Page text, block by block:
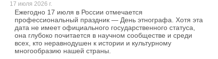
17 июля 2026 г.
Ежегодно 17 июля в России отмечается
профессиональный праздник — День этнографа. Хотя эта
дата не имеет официального государственного статуса,
она глубоко почитается в научном сообществе и среди
всех, кто неравнодушен к истории и культурному
многообразию нашей страны.